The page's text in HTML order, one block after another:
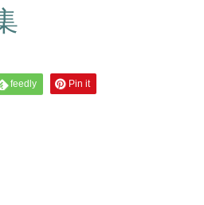
feedly Pin it